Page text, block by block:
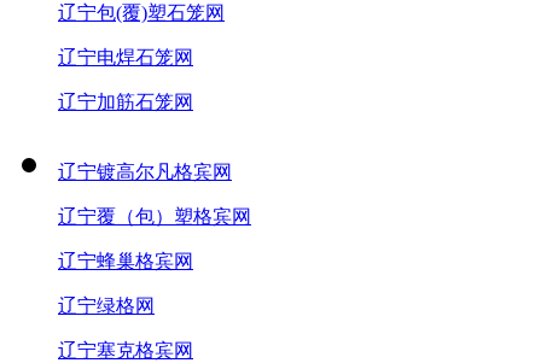
辽宁包(覆)塑石笼网
辽宁电焊石笼网
辽宁加筋石笼网
辽宁镀高尔凡格宾网
辽宁覆（包）塑格宾网
辽宁蜂巢格宾网
辽宁绿格网
辽宁塞克格宾网